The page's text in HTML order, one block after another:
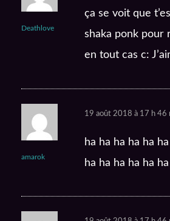
Deathlove
ça se voit que
shaka ponk pour
en tout cas c:
amarok
19 août 2018 à 17 h 46
ha ha ha ha ha
ha ha ha ha ha